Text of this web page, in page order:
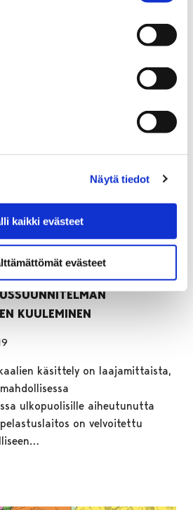
Näytä tiedot
kaikki evästeet
evästeet
jatkuvassa myynnissä.
KUULEMINEN
käsittely on laajamittaista,
ulkopuolisille aiheutunutta
on velvoitettu